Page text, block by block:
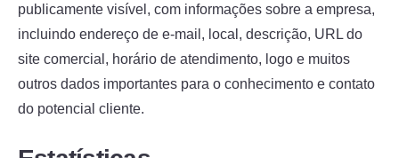
publicamente visível, com informações sobre a empresa,
incluindo endereço de e-mail, local, descrição, URL do
site comercial, horário de atendimento, logo e muitos
outros dados importantes para o conhecimento e contato
do potencial cliente.